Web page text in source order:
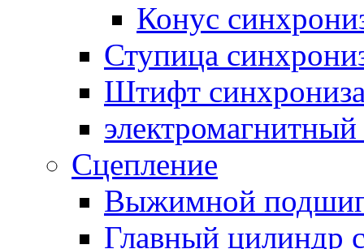
Конус
Ступица
Штифт
электромагнитный
Сцепление
Выжимной
Главный цилиндр